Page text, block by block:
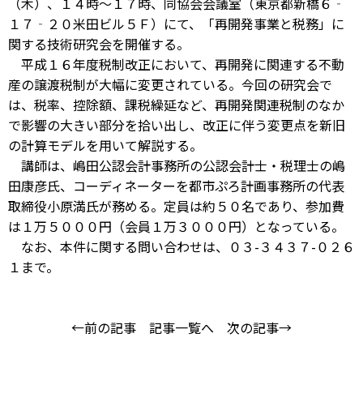
１７‐２０米田ビル５Ｆ）にて、「再開発事業と税務」に
関する技術研究会を開催する。
平成１６年度税制改正において、再開発に関連する不動
産の譲渡税制が大幅に変更されている。今回の研究会で
は、税率、控除額、課税繰延など、再開発関連税制のなか
で影響の大きい部分を拾い出し、改正に伴う変更点を新旧
の計算モデルを用いて解説する。
講師は、嶋田公認会計事務所の公認会計士・税理士の嶋
田康彦氏、コーディネーターを都市ぷろ計画事務所の代表
取締役小原満氏が務める。定員は約５０名であり、参加費
は１万５０００円（会員１万３０００円）となっている。
なお、本件に関する問い合わせは、０３-３４３７-０２６
１まで。
←前の記事 記事一覧へ 次の記事→